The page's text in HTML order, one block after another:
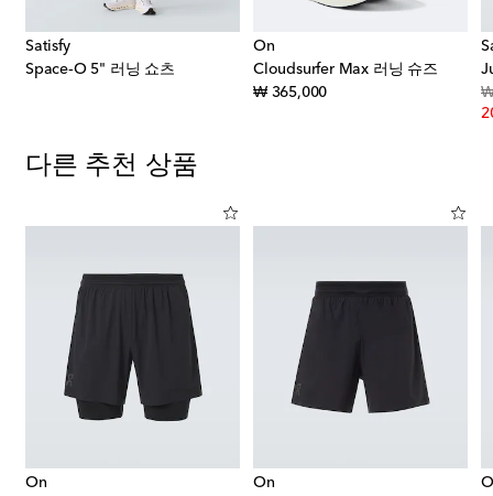
Satisfy
Space‑O 5" 러닝 쇼츠
On
Cloudsurfer Max 러닝 슈즈
₩ 365,000original price
₩
다른 추천 상품
On
On